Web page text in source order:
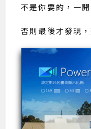
不是你要的，一
否則最後才發現